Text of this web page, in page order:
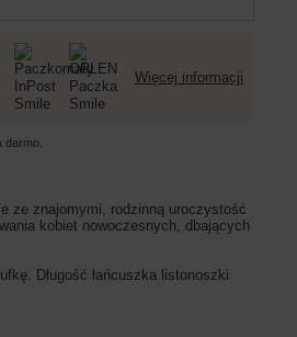
Więcej informacji
darmo.
ze znajomymi, rodzinną uroczystość
kobiet nowoczesnych, dbających
Długość łańcuszka listonoszki